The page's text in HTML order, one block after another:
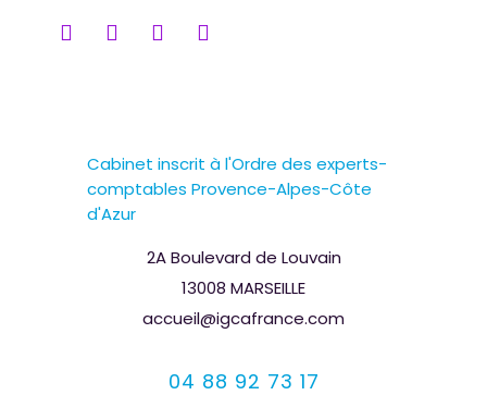
Cabinet inscrit à l'Ordre des experts-
comptables Provence-Alpes-Côte
d'Azur
2A Boulevard de Louvain
13008 MARSEILLE
accueil@igcafrance.com
04 88 92 73 17